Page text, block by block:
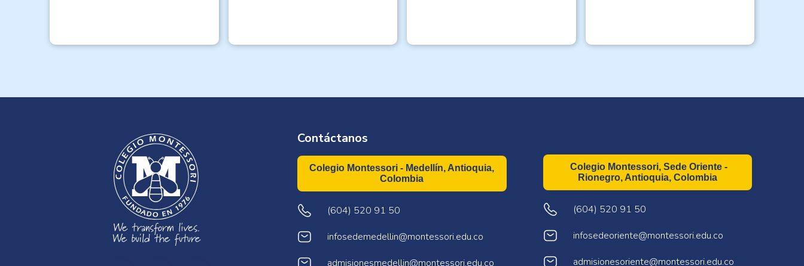
Contáctanos
Colegio Montessori - Medellín, Antioquia,
Colombia
(604) 520 91 50
infosedemedellin@montessori.edu.co
admisionesmedellin@montessori.edu.co
Colegio Montessori, Sede Oriente -
Rionegro, Antioquia, Colombia
(604) 520 91 50
infosedeoriente@montessori.edu.co
admisionesoriente@montessori.edu.co